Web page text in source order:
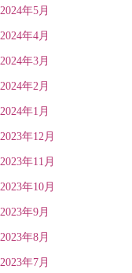
2024年5月
2024年4月
2024年3月
2024年2月
2024年1月
2023年12月
2023年11月
2023年10月
2023年9月
2023年8月
2023年7月